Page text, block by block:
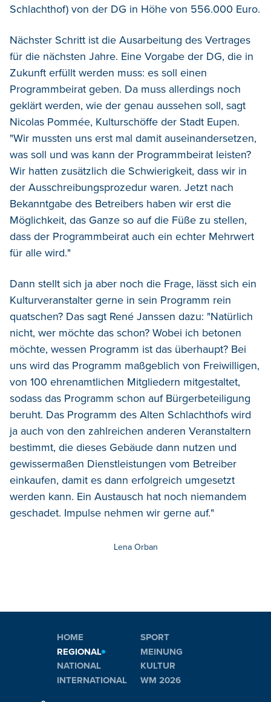
Schlachthof) von der DG in Höhe von 556.000 Euro.
Nächster Schritt ist die Ausarbeitung des Vertrages
für die nächsten Jahre. Eine Vorgabe der DG, die in
Zukunft erfüllt werden muss: es soll einen
Programmbeirat geben. Da muss allerdings noch
geklärt werden, wie der genau aussehen soll, sagt
Nicolas Pommée, Kulturschöffe der Stadt Eupen.
"Wir mussten uns erst mal damit auseinandersetzen,
was soll und was kann der Programmbeirat leisten?
Wir hatten zusätzlich die Schwierigkeit, dass wir in
der Ausschreibungsprozedur waren. Jetzt nach
Bekanntgabe des Betreibers haben wir erst die
Möglichkeit, das Ganze so auf die Füße zu stellen,
dass der Programmbeirat auch ein echter Mehrwert
für alle wird."
Dann stellt sich ja aber noch die Frage, lässt sich ein
Kulturveranstalter gerne in sein Programm rein
quatschen? Das sagt René Janssen dazu: "Natürlich
nicht, wer möchte das schon? Wobei ich betonen
möchte, wessen Programm ist das überhaupt? Bei
uns wird das Programm maßgeblich von Freiwilligen,
von 100 ehrenamtlichen Mitgliedern mitgestaltet,
sodass das Programm schon auf Bürgerbeteiligung
beruht. Das Programm des Alten Schlachthofs wird
ja auch von den zahlreichen anderen Veranstaltern
bestimmt, die dieses Gebäude dann nutzen und
gewissermaßen Dienstleistungen vom Betreiber
einkaufen, damit es dann erfolgreich umgesetzt
werden kann. Ein Austausch hat noch niemandem
geschadet. Impulse nehmen wir gerne auf."
Lena Orban
HOME
REGIONAL
NATIONAL
INTERNATIONAL
SPORT
MEINUNG
KULTUR
WM 2026